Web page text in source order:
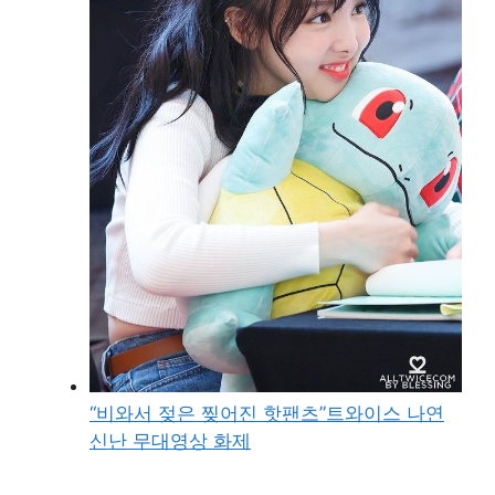
“비와서 젖은 찢어진 핫팬츠”트와이스 나연
신난 무대영상 화제